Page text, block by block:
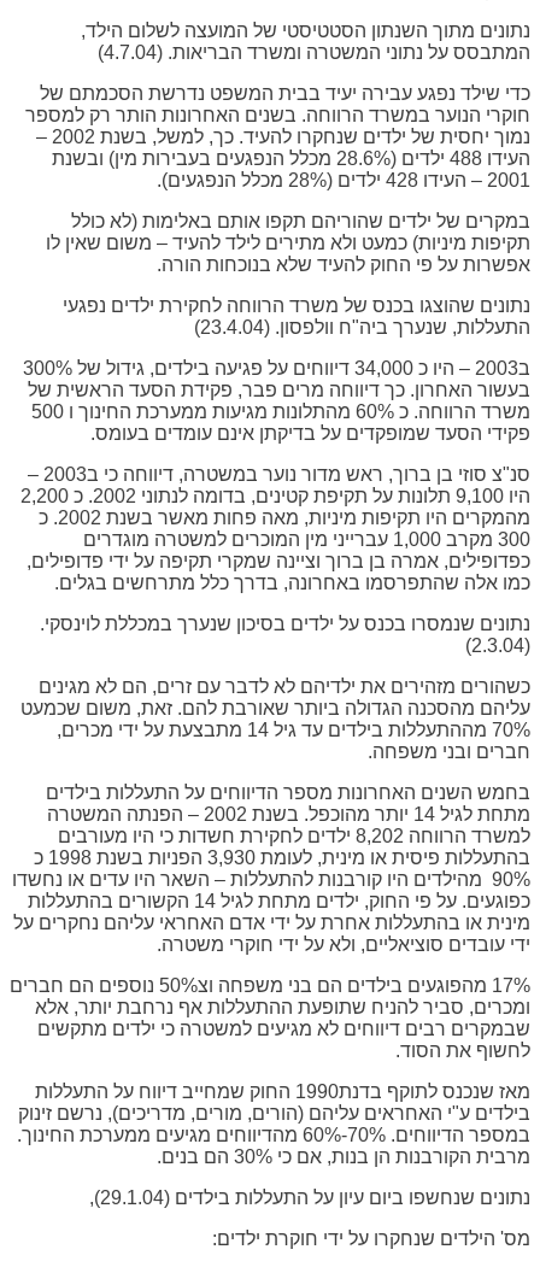
נתונים מתוך השנתון הסטטיסטי של המועצה לשלום הילד,
המתבסס על נתוני המשטרה ומשרד הבריאות. (4.7.04)
כדי שילד נפגע עבירה יעיד בבית המשפט נדרשת הסכמתם של
חוקרי הנוער במשרד הרווחה. בשנים האחרונות הותר רק למספר
נמוך יחסית של ילדים שנחקרו להעיד. כך, למשל, בשנת 2002 –
העידו 488 ילדים (28.6% מכלל הנפגעים בעבירות מין) ובשנת
2001 – העידו 428 ילדים (28% מכלל הנפגעים).
במקרים של ילדים שהוריהם תקפו אותם באלימות (לא כולל
תקיפות מיניות) כמעט ולא מתירים לילד להעיד – משום שאין לו
אפשרות על פי החוק להעיד שלא בנוכחות הורה.
נתונים שהוצגו בכנס של משרד הרווחה לחקירת ילדים נפגעי
התעללות, שנערך ביה"ח וולפסון. (23.4.04)
ב2003 – היו כ 34,000 דיווחים על פגיעה בילדים, גידול של 300%
בעשור האחרון. כך דיווחה מרים פבר, פקידת הסעד הראשית של
משרד הרווחה. כ 60% מהתלונות מגיעות ממערכת החינוך ו 500
פקידי הסעד שמופקדים על בדיקתן אינם עומדים בעומס.
סנ"צ סוזי בן ברוך, ראש מדור נוער במשטרה, דיווחה כי ב2003 –
היו 9,100 תלונות על תקיפת קטינים, בדומה לנתוני 2002. כ 2,200
מהמקרים היו תקיפות מיניות, מאה פחות מאשר בשנת 2002. כ
300 מקרב 1,000 עברייני מין המוכרים למשטרה מוגדרים
כפדופילים, אמרה בן ברוך וציינה שמקרי תקיפה על ידי פדופילים,
כמו אלה שהתפרסמו באחרונה, בדרך כלל מתרחשים בגלים.
נתונים שנמסרו בכנס על ילדים בסיכון שנערך במכללת לוינסקי.
(2.3.04)
כשהורים מזהירים את ילדיהם לא לדבר עם זרים, הם לא מגינים
עליהם מהסכנה הגדולה ביותר שאורבת להם. זאת, משום שכמעט
70% מההתעללות בילדים עד גיל 14 מתבצעת על ידי מכרים,
חברים ובני משפחה.
בחמש השנים האחרונות מספר הדיווחים על התעללות בילדים
מתחת לגיל 14 יותר מהוכפל. בשנת 2002 – הפנתה המשטרה
למשרד הרווחה 8,202 ילדים לחקירת חשדות כי היו מעורבים
בהתעללות פיסית או מינית, לעומת 3,930 הפניות בשנת 1998 כ
90% מהילדים היו קורבנות להתעללות – השאר היו עדים או נחשדו
כפוגעים. על פי החוק, ילדים מתחת לגיל 14 הקשורים בהתעללות
מינית או בהתעללות אחרת על ידי אדם האחראי עליהם נחקרים על
ידי עובדים סוציאליים, ולא על ידי חוקרי משטרה.
17% מהפוגעים בילדים הם בני משפחה וצ50% נוספים הם חברים
ומכרים, סביר להניח שתופעת ההתעללות אף נרחבת יותר, אלא
שבמקרים רבים דיווחים לא מגיעים למשטרה כי ילדים מתקשים
לחשוף את הסוד.
מאז שנכנס לתוקף בדנת1990 החוק שמחייב דיווח על התעללות
בילדים ע"י האחראים עליהם (הורים, מורים, מדריכים), נרשם זינוק
במספר הדיווחים. 70%-60% מהדיווחים מגיעים ממערכת החינוך.
מרבית הקורבנות הן בנות, אם כי 30% הם בנים.
נתונים שנחשפו ביום עיון על התעללות בילדים (29.1.04),
מס' הילדים שנחקרו על ידי חוקרת ילדים: